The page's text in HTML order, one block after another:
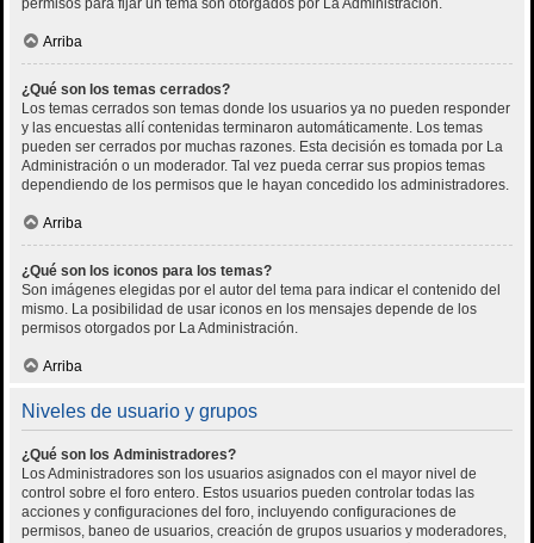
permisos para fijar un tema son otorgados por La Administración.
Arriba
¿Qué son los temas cerrados?
Los temas cerrados son temas donde los usuarios ya no pueden responder
y las encuestas allí contenidas terminaron automáticamente. Los temas
pueden ser cerrados por muchas razones. Esta decisión es tomada por La
Administración o un moderador. Tal vez pueda cerrar sus propios temas
dependiendo de los permisos que le hayan concedido los administradores.
Arriba
¿Qué son los iconos para los temas?
Son imágenes elegidas por el autor del tema para indicar el contenido del
mismo. La posibilidad de usar iconos en los mensajes depende de los
permisos otorgados por La Administración.
Arriba
Niveles de usuario y grupos
¿Qué son los Administradores?
Los Administradores son los usuarios asignados con el mayor nivel de
control sobre el foro entero. Estos usuarios pueden controlar todas las
acciones y configuraciones del foro, incluyendo configuraciones de
permisos, baneo de usuarios, creación de grupos usuarios y moderadores,